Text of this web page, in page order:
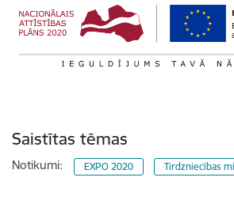
Saistītas tēmas
Notikumi: EXPO 2020 Tirdzniecības